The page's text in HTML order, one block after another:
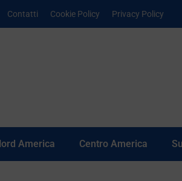
Contatti Cookie Policy Privacy Policy
America Centro America